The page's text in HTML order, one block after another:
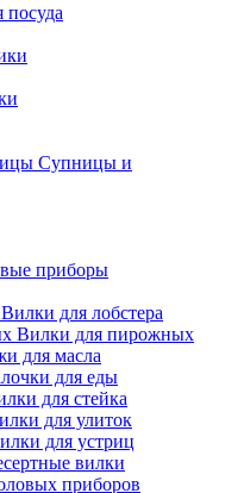
посуда
Супницы и
приборы
Вилки для лобстера
Вилки для пирожных
для масла
для еды
для стейка
для улиток
для устриц
вилки